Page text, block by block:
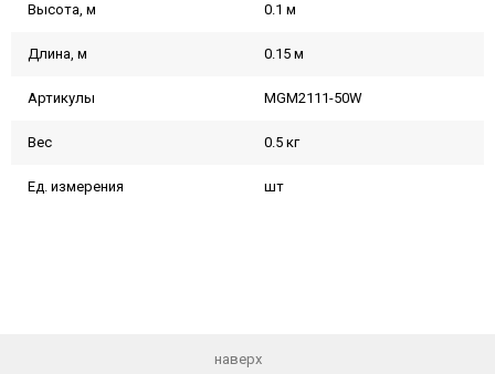
Высота, м 0.1 м
Длина, м 0.15 м
Артикулы MGM2111-50W
Вес 0.5 кг
Ед. измерения шт
наверх